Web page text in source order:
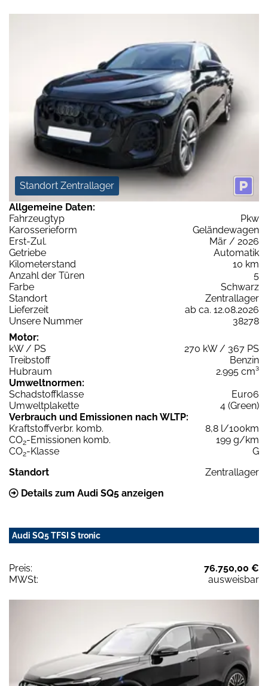
Standort Zentrallager
Allgemeine Daten:
Fahrzeugtyp
Pkw
Karosserieform
Geländewagen
Erst-Zul.
Mär / 2026
Getriebe
Automatik
Kilometerstand
10 km
Anzahl der Türen
5
Farbe
Schwarz
Standort
Zentrallager
Lieferzeit
ab ca. 12.08.2026
Unsere Nummer
38278
Motor:
kW / PS
270 kW / 367 PS
Treibstoff
Benzin
Hubraum
2.995 cm³
Umweltnormen:
Schadstoffklasse
Euro6
Umweltplakette
4 (Green)
Verbrauch und Emissionen nach WLTP:
Kraftstoffverbr. komb.
8,8 l/100km
CO2-Emissionen komb.
199 g/km
CO2-Klasse
G
Standort
Zentrallager
Details zum Audi SQ5 anzeigen
Audi SQ5 TFSI S tronic
Preis:
76.750,00 €
MWSt:
ausweisbar